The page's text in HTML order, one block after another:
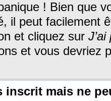
! Bien que
il peut facilement
et cliquez sur
et vous devriez
inscrit mais ne